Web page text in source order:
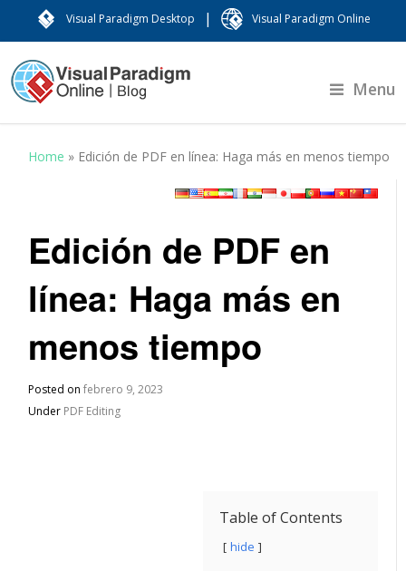
Visual Paradigm Desktop | Visual Paradigm Online
Menu
Home » Edición de PDF en línea: Haga más en menos tiempo
Edición de PDF en
línea: Haga más en
menos tiempo
Posted onfebrero 9, 2023
Under PDF Editing
Table of Contents
hide